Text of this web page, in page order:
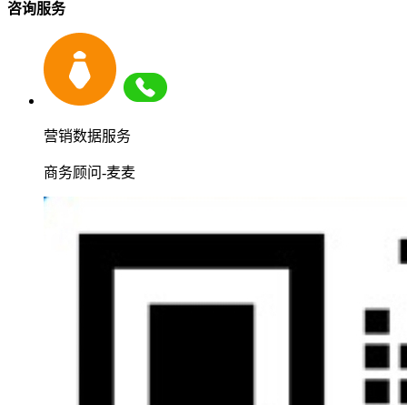
咨询服务
营销数据服务
商务顾问-麦麦